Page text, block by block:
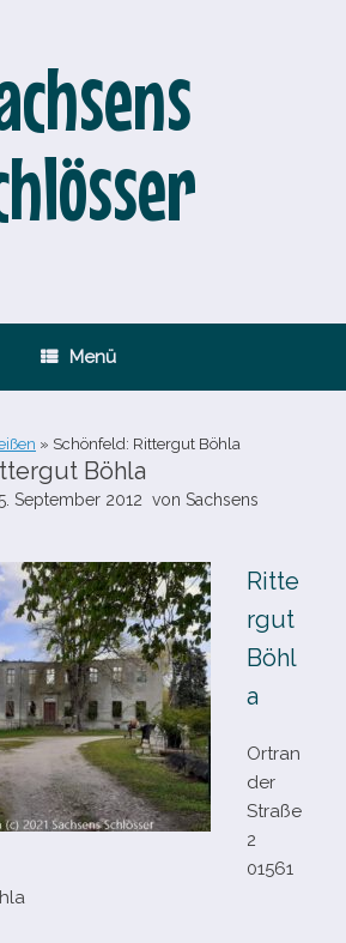
Menü
» Schönfeld: Rittergut Böhla
Böhla
September 2012 von Sachsens
Ritte
rgut
Böhl
a
Ortran
der
Straße
2
01561